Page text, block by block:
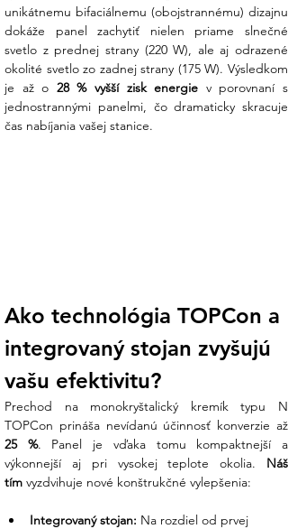
Panel je dodávaný spoločne so
škrupinovým prepravným púzdrom, takže si
ho môžete vziať so sebou naozaj
kamkoľvek sa chystáte prepojiť viac
solárnych panelov, stojan poslúži aj na to,
aby si panely vzájomne netienili a
nedochádzalo tak so znižovaním ich
závislosti od zmien počasia.
Extrémna odolnosť :
Panel je vyrobený z jedného kusu
tvrdeného skla a je až päťkrát odolnejší ako
obdobné panely dostupné na trhu. Je úplne
odolný proti vode a prachu.
Či prší, fúka vietor alebo vytrvalo praží
unikátnemu bifaciálnemu (obojstrannému) dizajnu
dokáže panel zachytiť nielen priame slnečné
svetlo z prednej strany (220 W), ale aj odrazené
okolité svetlo zo zadnej strany (175 W). Výsledkom
je až o 28 % vyšší zisk energie v porovnaní s
jednostrannými panelmi, čo dramaticky skracuje
čas nabíjania vašej stanice.
Ako technológia TOPCon a
integrovaný stojan zvyšujú
vašu efektivitu?
Prechod na monokryštalický kremík typu N
25 %. Panel je vďaka tomu kompaktnejší a
výkonnejší aj pri vysokej teplote okolia. Náš
tím vyzdvihuje nové konštrukčné vylepšenia:
Integrovaný stojan: Na rozdiel od prvej